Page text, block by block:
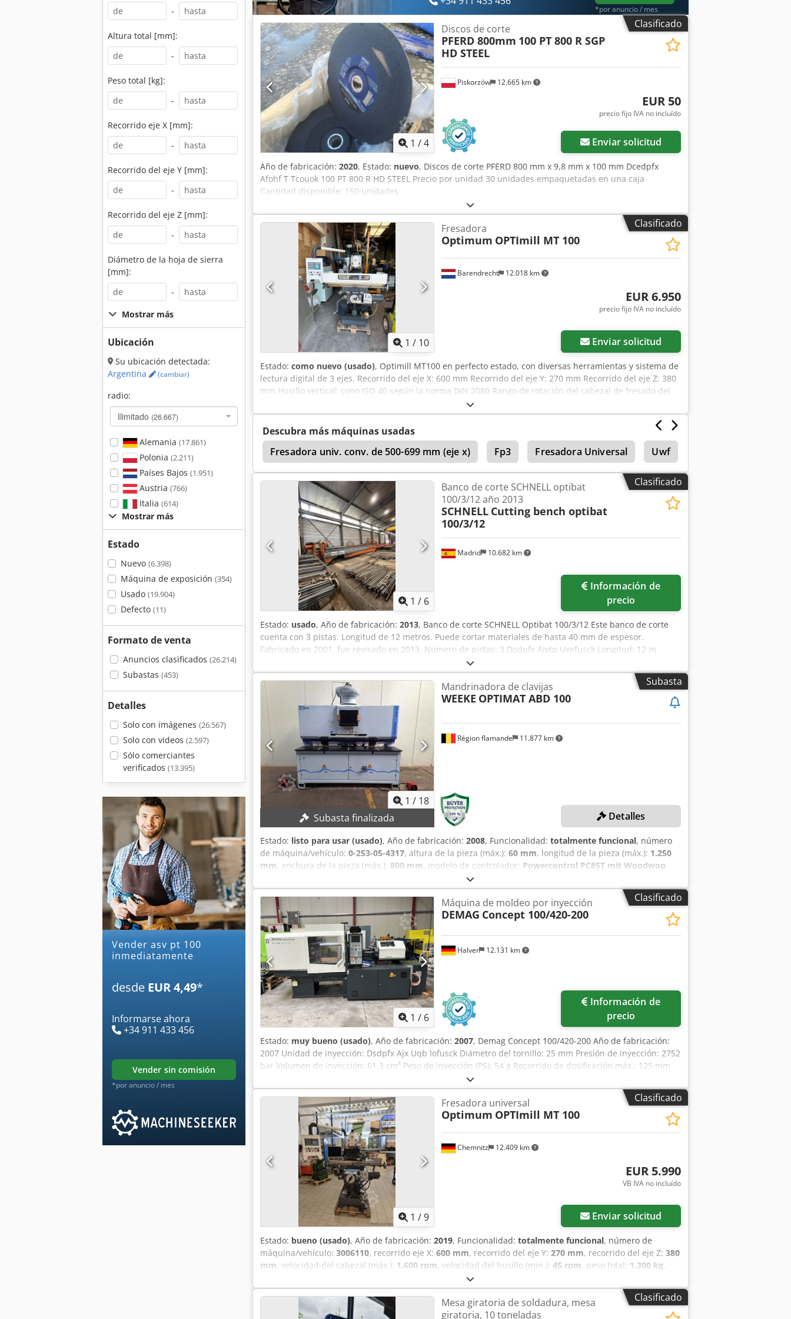
-
Altura total [mm]:
-
Peso total [kg]:
-
Recorrido eje X [mm]:
-
Recorrido del eje Y [mm]:
-
Recorrido del eje Z [mm]:
-
Diámetro de la hoja de sierra
[mm]:
-
Mostrar más
Ubicación
Su ubicación detectada:
Argentina
(cambiar)
radio:
Ilimitado (26.667)
Alemania (17.861)
Polonia (2.211)
Países Bajos (1.951)
Austria (766)
Italia (614)
Mostrar más
Estado
Nuevo (6.398)
Máquina de exposición (354)
Usado (19.904)
Defecto (11)
Formato de venta
Anuncios clasificados (26.214)
Subastas (453)
Detalles
Solo con imágenes (26.567)
Solo con videos (2.597)
Sólo comerciantes
verificados (13.395)
Vender asv pt 100
inmediatamente
desde EUR 4,49*
Informarse ahora
+34 911 433 456
vender sin comisión
*por anuncio / mes
Manual de instrucciones Herramientas no incluidas, precios bajo consulta
*por anuncio / mes
Clasificado
1 /4
Piskorzów 12.665 km
Discos de corte
PFERD 800mm 100 PT 800 R SGP
HD STEEL
EUR 50
precio fijo IVA no incluído
Enviar solicitud
Año de fabricación: 2020, Estado: nuevo, Discos de corte PFERD 800 mm x 9,8 mm x 100 mm Dcedpfx
Afohf T Tcouok 100 PT 800 R HD STEEL Precio por unidad 30 unidades empaquetadas en una caja
Cantidad disponible: 150 unidades
Clasificado
1 / 10
Barendrecht 12.018 km
Fresadora
Optimum OPTImill MT 100
EUR 6.950
precio fijo IVA no incluído
Enviar solicitud
Estado: como nuevo (usado), Optimill MT100 en perfecto estado, con diversas herramientas y sistema de
lectura digital de 3 ejes. Recorrido del eje X: 600 mm Recorrido del eje Y: 270 mm Recorrido del eje Z: 380
mm Husillo vertical: cono ISO 40 según la norma DIN 2080 Rango de rotación del cabezal de fresado del
husillo vertical en el plano X-Y: 360° Rango de rotación del cabezal de fresado del husillo vertical en el
plano Z-X: 360° Dcsdpfxezrlbhj Afujk Rango de velocidad del husillo vertical: 45 - 1600 min⁻¹ Número de
velocidades del husillo vertical: 11 Tirante del husillo vertical: M16 Potencia del motor de accionamiento
del husillo vertical en funcionamiento normal: 2,2 kW
Descubra más máquinas usadas
Fresadora univ. conv. de 500-699 mm (eje x)
Fp3 Fresadora Universal Uwf
Heidenhain Heidenhain Volante
Clasificado
1 / 6
Madrid 10.682 km
Banco de corte SCHNELL optibat
100/3/12 año 2013
SCHNELL Cutting bench optibat
100/3/12
precio
Estado: usado, Año de fabricación: 2013, Banco de corte SCHNELL Optibat 100/3/12 Este banco de corte
cuenta con 3 pistas. Longitud de 12 metros. Puede cortar materiales de hasta 40 mm de espesor.
Fabricado en 2001, fue revisado en 2013. Número de pistas: 3 Dodpfx Ajvtp Uxefusck Longitud: 12 m
Subasta
1 / 18
Subasta finalizada
Région flamande 11.877 km
Mandrinadora de clavijas
WEEKE OPTIMAT ABD 100
Detalles
Estado: listo para usar (usado), Año de fabricación: 2008, Funcionalidad: totalmente funcional, número
de máquina/vehículo: 0-253-05-4317, altura de la pieza (máx.): 60 mm, longitud de la pieza (máx.): 1.250
mm, anchura de la pieza (máx.): 800 mm, modelo de controlador: Powercontrol PC85T mit Woodwop
, DETALLES TÉCNICOS Dcodezhm Sgjpfx Afujk Proceso: perforación horizontal, inyección de
adhesivo, inserción de espigas Longitud de la pieza de trabajo mín./máx.: 20 mm / 1.250 mm Anchura de
la pieza de trabajo mín./máx.: 50 mm / 800 mm Grosor de la pieza de trabajo mín./máx.: 10 mm / 60 mm
DETALLES DE LA MÁQUINA Control: Powercontrol PC85T con software Woodwop Espigas: 8 mm x 30 mm, 8
mm x 35 mm Tensión: 400 V Frecuencia: 50 Hz Fases: 3 EQUIPAMIENTO Taladro: 1 taladro e insertor de
espigas, programable libremente Eje Z ajustable manualmente Profundidad de perforación ajustable
manualmente Topes centrales abatibles neumáticamente 4 cilindros verticales Bomba de doble
membrana 1:1
Clasificado
1 / 6
Halver 12.131 km
Máquina de moldeo por inyección
DEMAG Concept 100/420-200
precio
Estado: muy bueno (usado), Año de fabricación: 2007, Demag Concept 100/420-200 Año de fabricación:
2007 Unidad de inyección: Dsdpfx Ajx Uqb Iofusck Diámetro del tornillo: 25 mm Presión de inyección: 2752
bar Volumen de inyección: 61,3 cm³ Peso de inyección (PS): 54 g Recorrido de dosificación máx.: 125 mm
Unidad de cierre: Fuerza de cierre: 1000 kN Recorrido de apertura máx.: 500 mm Altura mínima del
molde: 250 mm Distancia máxima entre platos: 750 mm Platos portamoldes: 600 x 600 mm Espacio libre
entre columnas: 420 x 420 mm Peso máximo del molde: 700 kg Equipamiento: Extracción de núcleo: 2x
Calefacción para el molde: 6x Válvula de aire: 1x Interfaz para robot La máquina se entrega con robot
Clasificado
1 /9
Chemnitz 12.409 km
Fresadora universal
Optimum OPTImill MT 100
EUR 5.990
VB IVA no incluído
Enviar solicitud
Estado: bueno (usado), Año de fabricación: 2019, Funcionalidad: totalmente funcional, número de
máquina/vehículo: 3006110, recorrido eje X: 600 mm, recorrido del eje Y: 270 mm, recorrido del eje Z: 380
mm, velocidad del cabezal (máx.): 1.600 rpm, velocidad del husillo (min.): 45 rpm, peso total: 1.300 kg,
Fresadora universal OPTImill con panel de control y indicador de posición digital para fresado horizontal y
vertical. Avance de la mesa Avance de la mesa en los ejes X e Y Eje Z con ajuste eléctrico de la altura de la
mesa Mesa cruzada Tamaño del cabezal de fresa: máx. Ø 85 mm Tamaño de la fresa de vástago: máx. Ø
20 mm Husillo vertical - portaherramientas: ISO 40 - DIN 2080 Husillo vertical - distancia husillo-mesa: 90 -
Clasificado
Mesa giratoria de soldadura, mesa
giratoria, 10 toneladas